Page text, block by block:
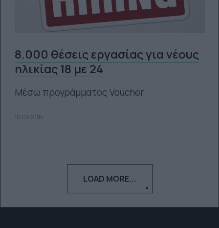
8.000 θέσεις εργασίας για νέους
ηλικίας 18 με 24
Μέσω προγράμματος Voucher
10.03.2015
LOAD MORE...